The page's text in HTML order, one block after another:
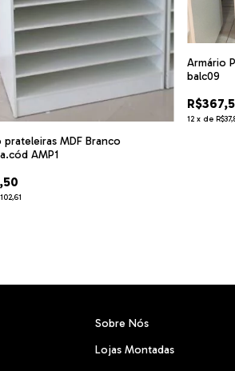
prateleiras MDF Branco
AMP1
Armário
balc09
12 x de
Sobre Nós
Lojas Montadas